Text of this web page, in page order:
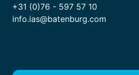
+31 (0)76 - 597 57 10
info.ias@batenburg.com